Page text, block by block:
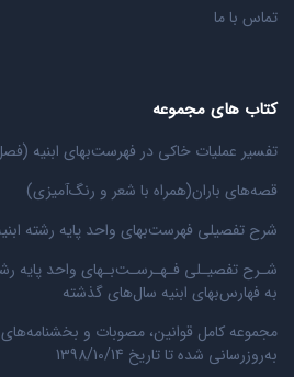
تماس با ما
کتاب های مجموعه
تفسیر عملیات خاکی در فهرست‌بهای ابنیه
قصه‌های باران(همراه با شعر و رنگ‌‌آمیزی)
شرح تفصیلی فهرست‌بهای واحد پایه رشته
شـرح تفصیـلی فـهـرسـت‌بـهای واحد پایه
به فهارس‌بهای ابنیه سال‌های گذشته
مجموعه کامل قوانین، مصوبات و بخشنامه‌های
به‌روزرسانی شده تا تاریخ 1398/10/14